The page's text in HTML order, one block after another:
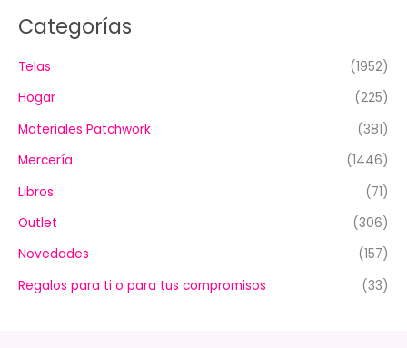
Categorías
Telas
(1952)
Hogar
(225)
Materiales Patchwork
(381)
Mercería
(1446)
Libros
(71)
Outlet
(306)
Novedades
(157)
Regalos para ti o para tus compromisos
(33)